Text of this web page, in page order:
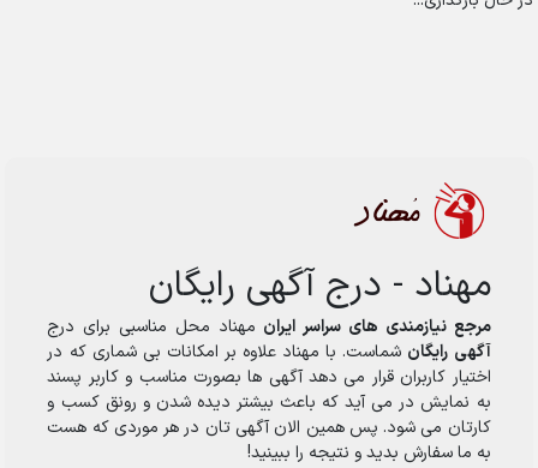
مهناد - درج آگهی رایگان
مرجع نیازمندی های سراسر ایران مهناد محل مناسبی برای درج
آگهی رایگان شماست. با مهناد علاوه بر امکانات بی شماری که در
اختیار کاربران قرار می دهد آگهی ها بصورت مناسب و کاربر پسند
به نمایش در می آید که باعث بیشتر دیده شدن و رونق کسب و
کارتان می شود. پس همین الان آگهی تان در هر موردی که هست
به ما سفارش بدید و نتیجه را ببینید!